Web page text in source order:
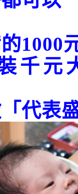
1000
千元
代表